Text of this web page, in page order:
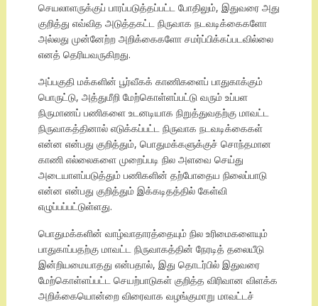
செயலாளருக்குப் பாரப்படுத்தப்பட்ட போதிலும், இதுவரை அது
குறித்து எவ்வித அடுத்தகட்ட நிருவாக நடவடிக்கைகளோ
அல்லது முன்னேற்ற அறிக்கைகளோ சமர்ப்பிக்கப்படவில்லை
எனத் தெரியவருகிறது.
அப்பகுதி மக்களின் பூர்வீகக் காணிகளைப் பாதுகாக்கும்
பொருட்டு, அத்துமீறி மேற்கொள்ளப்பட்டு வரும் உப்பள
நிருமாணப் பணிகளை உடனடியாக நிறுத்துவதற்கு மாவட்ட
நிருவாகத்தினால் எடுக்கப்பட்ட நிருவாக நடவடிக்கைகள்
என்ன என்பது குறித்தும், பொதுமக்களுக்குச் சொந்தமான
காணி எல்லைகளை முறைப்படி நில அளவை செய்து
அடையாளப்படுத்தும் பணிகளின் தற்போதைய நிலைப்பாடு
என்ன என்பது குறித்தும் இக்கடிதத்தில் கேள்வி
எழுப்பப்பட்டுள்ளது.
பொதுமக்களின் வாழ்வாதாரத்தையும் நில உரிமைகளையும்
பாதுகாப்பதற்கு மாவட்ட நிருவாகத்தின் நேரடித் தலையீடு
இன்றியமையாதது என்பதால், இது தொடர்பில் இதுவரை
மேற்கொள்ளப்பட்ட செயற்பாடுகள் குறித்த விரிவான விளக்க
அறிக்கையொன்றை விரைவாக வழங்குமாறு மாவட்டச்